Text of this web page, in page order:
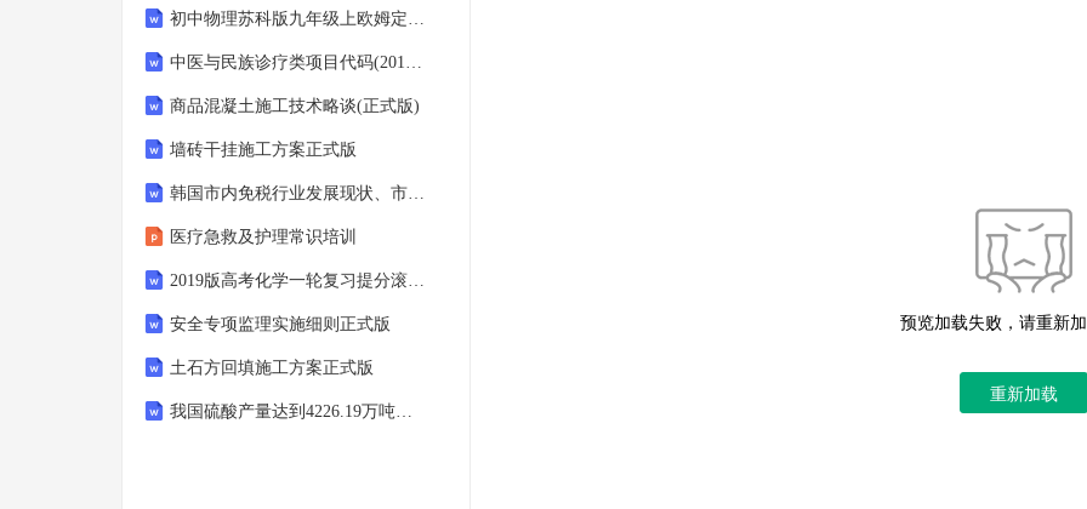
预览加载失败，请重新
重新加载
初中物理苏科版九年级上欧姆定律电阻“百校联赛”一等奖
中医与民族诊疗类项目代码(2016版)
商品混凝土施工技术略谈(正式版)
墙砖干挂施工方案正式版
韩国市内免税行业发展现状、市场竞争格局及未来发展前景分析
医疗急救及护理常识培训
2019版高考化学一轮复习提分滚动练集全国各地市新
安全专项监理实施细则正式版
土石方回填施工方案正式版
我国硫酸产量达到4226.19万吨硫磺制酸工艺产量占比超过45%